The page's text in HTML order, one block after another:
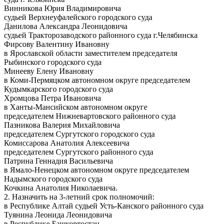
Винникова Юрия Владимировича
судьей Верхнеуфалейского городского суда
Данилова Александра Леонидовича
судьей Тракторозаводского районного суда г.Челябинска
Фирсову Валентину Ивановну
в Ярославской области заместителем председателя
Рыбинского городского суда
Минееву Елену Ивановну
в Коми-Пермяцком автономном округе председателем
Кудымкарского городского суда
Хромцова Петра Ивановича
в Ханты-Мансийском автономном округе
председателем Нижневартовского районного суда
Пазникова Валерия Михайловича
председателем Сургутского городского суда
Комиссарова Анатолия Алексеевича
председателем Сургутского районного суда
Патрина Геннадия Васильевича
в Ямало-Ненецком автономном округе председателем
Надымского городского суда
Кочкина Анатолия Николаевича.
2. Назначить на 3-летний срок полномочий:
в Республике Алтай судьей Усть-Канского районного суда
Туянина Леонида Леонидовича